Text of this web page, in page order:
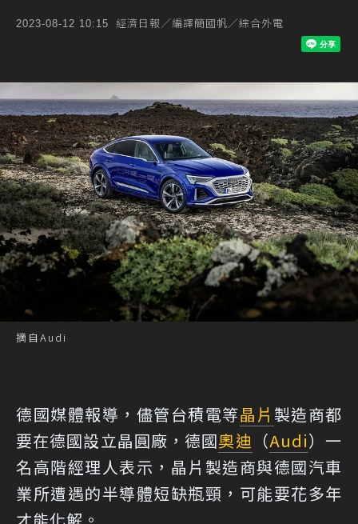
2023-08-12 10:15 經濟日報／編譯簡國帆／綜合外電
摘自Audi
德國媒體報導，儘管台積電等晶片 製造商都
要在德國設立晶圓廠，德國奧迪 （Audi）一
名高階經理人表示，晶片製造商與德國汽車
業所遭遇的半導體短缺瓶頸，可能要花多年